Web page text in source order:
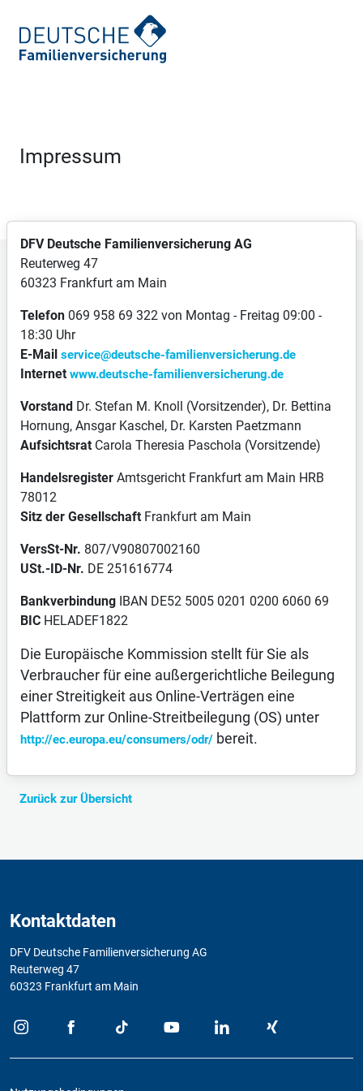
Impressum
DFV Deutsche Familienversicherung AG
Reuterweg 47
60323 Frankfurt am Main
Telefon 069 958 69 322 von Montag - Freitag 09:00 -
18:30 Uhr
E-Mail service@deutsche-familienversicherung.de
Internet www.deutsche-familienversicherung.de
Vorstand Dr. Stefan M. Knoll (Vorsitzender), Dr. Bettina
Hornung, Ansgar Kaschel, Dr. Karsten Paetzmann
Aufsichtsrat Carola Theresia Paschola (Vorsitzende)
Handelsregister Amtsgericht Frankfurt am Main HRB
78012
Sitz der Gesellschaft Frankfurt am Main
VersSt-Nr. 807/V90807002160
USt.-ID-Nr. DE 251616774
Bankverbindung IBAN DE52 5005 0201 0200 6060 69
BIC HELADEF1822
Die Europäische Kommission stellt für Sie als
Verbraucher für eine außergerichtliche Beilegung
einer Streitigkeit aus Online-Verträgen eine
Plattform zur Online-Streitbeilegung (OS) unter
http://ec.europa.eu/consumers/odr/ bereit.
Zurück zur Übersicht
Kontaktdaten
DFV Deutsche Familienversicherung AG
Reuterweg 47
60323 Frankfurt am Main